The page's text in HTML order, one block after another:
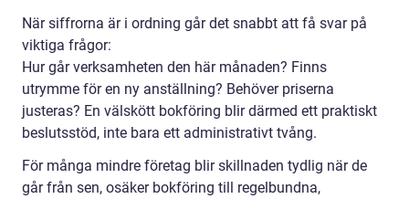
När siffrorna är i ordning går det snabbt att få svar på
viktiga frågor:
Hur går verksamheten den här månaden? Finns
utrymme för en ny anställning? Behöver priserna
justeras? En välskött bokföring blir därmed ett praktiskt
beslutsstöd, inte bara ett administrativt tvång.
För många mindre företag blir skillnaden tydlig när de
går från sen, osäker bokföring till regelbundna,